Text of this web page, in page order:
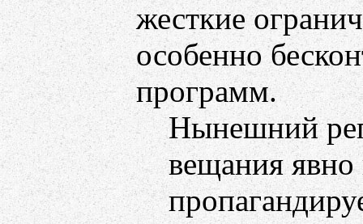
жесткие
особенно
программ.
Нынешний
вещания явно